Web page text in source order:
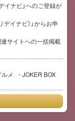
イナビ」へのご登録が
イナビ）」からお申
サイトへの一括掲載
メ
JOKER BOX